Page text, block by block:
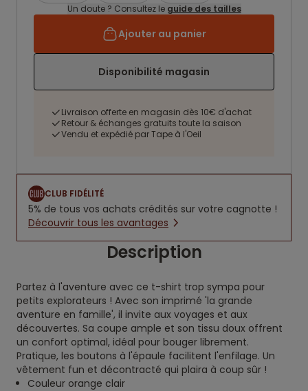
Un doute ? Consultez le guide des tailles
Ajouter au panier
Disponibilité magasin
Livraison offerte en magasin dès 10€ d'achat
Retour & échanges gratuits toute la saison
Vendu et expédié par Tape à l'Oeil
CLUB FIDÉLITÉ
5% de tous vos achats crédités sur votre cagnotte !
Découvrir tous les avantages
Description
Partez à l'aventure avec ce t-shirt trop sympa pour
petits explorateurs ! Avec son imprimé 'la grande
aventure en famille', il invite aux voyages et aux
découvertes. Sa coupe ample et son tissu doux offrent
un confort optimal, idéal pour bouger librement.
Pratique, les boutons à l'épaule facilitent l'enfilage. Un
vêtement fun et décontracté qui plaira à coup sûr !
Couleur orange clair